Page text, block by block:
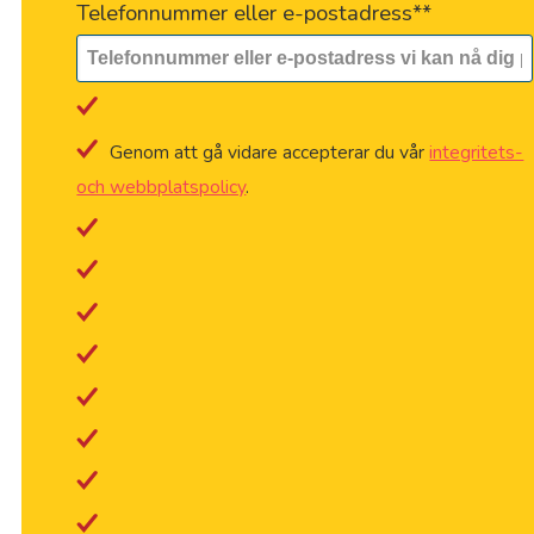
Telefonnummer eller e-postadress**
Genom att gå vidare accepterar du vårintegritets-
och webbplatspolicy.